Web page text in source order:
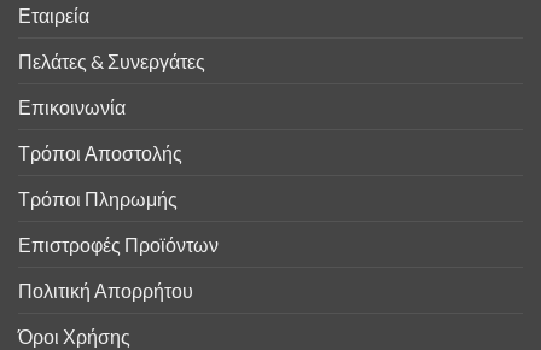
Εταιρεία
Πελάτες & Συνεργάτες
Επικοινωνία
Τρόποι Αποστολής
Τρόποι Πληρωμής
Επιστροφές Προϊόντων
Πολιτική Απορρήτου
Όροι Χρήσης